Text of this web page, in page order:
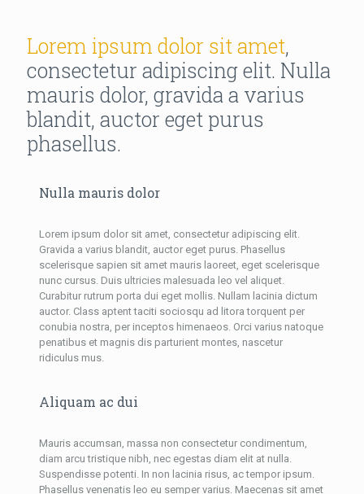
Lorem ipsum dolor sit amet,
consectetur adipiscing elit. Nulla
mauris dolor, gravida a varius
blandit, auctor eget purus
phasellus.
Nulla mauris dolor
Lorem ipsum dolor sit amet, consectetur adipiscing elit.
Gravida a varius blandit, auctor eget purus. Phasellus
scelerisque sapien sit amet mauris laoreet, eget scelerisque
nunc cursus. Duis ultricies malesuada leo vel aliquet.
Curabitur rutrum porta dui eget mollis. Nullam lacinia dictum
auctor. Class aptent taciti sociosqu ad litora torquent per
conubia nostra, per inceptos himenaeos. Orci varius natoque
penatibus et magnis dis parturient montes, nascetur
ridiculus mus.
Aliquam ac dui
Mauris accumsan, massa non consectetur condimentum,
diam arcu tristique nibh, nec egestas diam elit at nulla.
Suspendisse potenti. In non lacinia risus, ac tempor ipsum.
Phasellus venenatis leo eu semper varius. Maecenas sit amet